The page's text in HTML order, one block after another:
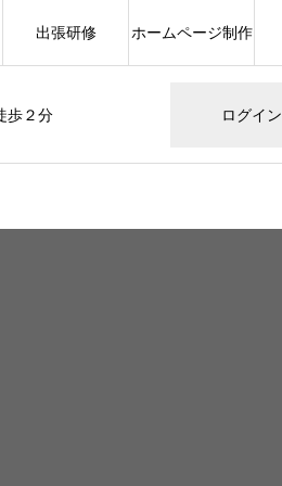
歩２分 ログイン
出張研修 ホームページ制作